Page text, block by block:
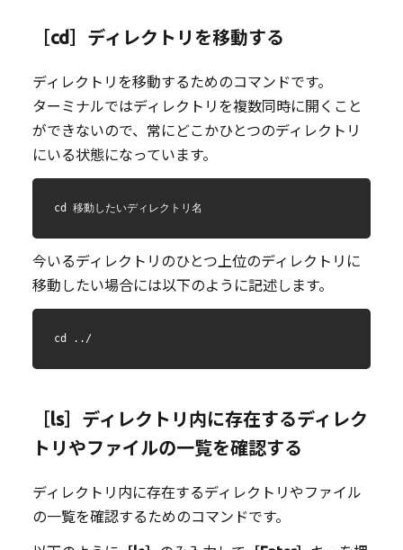
［cd］ディレクトリを移動する
ディレクトリを移動するためのコマンドです。
ターミナルではディレクトリを複数同時に開くこと
ができないので、常にどこかひとつのディレクトリ
にいる状態になっています。
cd 移動したいディレクトリ名
今いるディレクトリのひとつ上位のディレクトリに
移動したい場合には以下のように記述します。
cd ../
［ls］ディレクトリ内に存在するディレク
トリやファイルの一覧を確認する
ディレクトリ内に存在するディレクトリやファイル
の一覧を確認するためのコマンドです。